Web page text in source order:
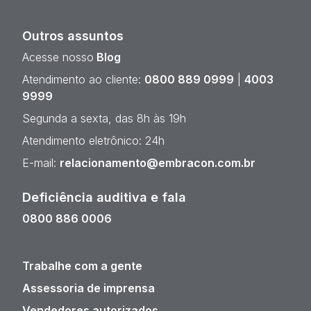
Outros assuntos
Acesse nosso Blog
Atendimento ao cliente: 0800 889 0999
4003
9999
Segunda a sexta, das 8h às 19h
Atendimento eletrônico: 24h
E-mail: relacionamento@embracon.com.br
Deficiência auditiva e fala
0800 886 0006
Trabalhe com a gente
Assessoria de imprensa